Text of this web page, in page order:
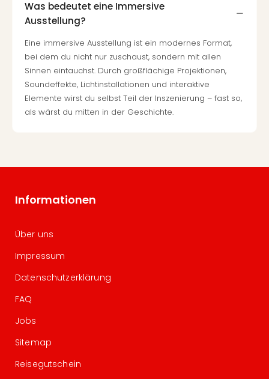
Was bedeutet eine Immersive
Ausstellung?
Eine immersive Ausstellung ist ein modernes Format,
bei dem du nicht nur zuschaust, sondern mit allen
Sinnen eintauchst. Durch großflächige Projektionen,
Soundeffekte, Lichtinstallationen und interaktive
Elemente wirst du selbst Teil der Inszenierung – fast so,
als wärst du mitten in der Geschichte.
Informationen
Über uns
Impressum
Datenschutzerklärung
FAQ
Jobs
Sitemap
Reisegutschein